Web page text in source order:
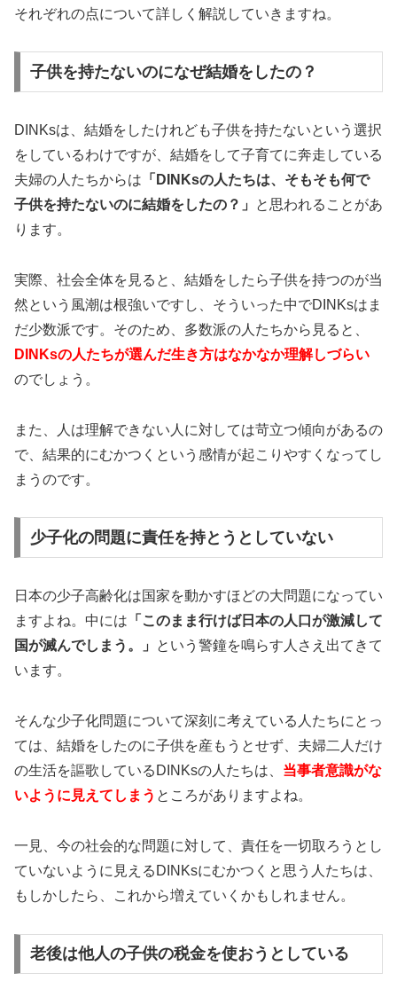
それぞれの点について詳しく解説していきますね。
子供を持たないのになぜ結婚をしたの？
DINKsは、結婚をしたけれども子供を持たないという選択
をしているわけですが、結婚をして子育てに奔走している
夫婦の人たちからは 「DINKsの人たちは、そもそも何で
子供を持たないのに結婚をしたの？」
と思われることがあ
ります。
実際、社会全体を見ると、結婚をしたら子供を持つのが当
然という風潮は根強いですし、そういった中でDINKsはま
だ少数派です。そのため、多数派の人たちから見ると、
DINKsの人たちが選んだ生き方はなかなか理解しづらい
のでしょう。
また、人は理解できない人に対しては苛立つ傾向があるの
で、結果的にむかつくという感情が起こりやすくなってし
まうのです。
少子化の問題に責任を持とうとしていない
日本の少子高齢化は国家を動かすほどの大問題になってい
ますよね。中には 「このまま行けば日本の人口が激減して
国が滅んでしまう。」
という警鐘を鳴らす人さえ出てきて
います。
そんな少子化問題について深刻に考えている人たちにとっ
ては、結婚をしたのに子供を産もうとせず、夫婦二人だけ
の生活を謳歌しているDINKsの人たちは、 当事者意識がな
いように見えてしまう ところがありますよね。
一見、今の社会的な問題に対して、責任を一切取ろうとし
ていないように見えるDINKsにむかつくと思う人たちは、
もしかしたら、これから増えていくかもしれません。
老後は他人の子供の税金を使おうとしている